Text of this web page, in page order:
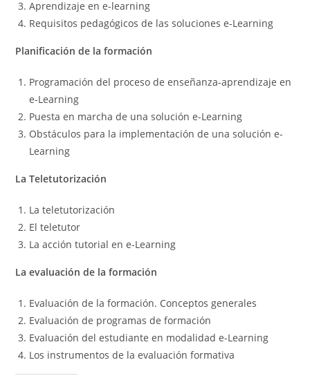
Aprendizaje en e-learning
Requisitos pedagógicos de las soluciones e-Learning
Planificación de la formación
Programación del proceso de enseñanza-aprendizaje en
e-Learning
Puesta en marcha de una solución e-Learning
Obstáculos para la implementación de una solución e-
Learning
La Teletutorización
La teletutorización
El teletutor
La acción tutorial en e-Learning
La evaluación de la formación
Evaluación de la formación. Conceptos generales
Evaluación de programas de formación
Evaluación del estudiante en modalidad e-Learning
Los instrumentos de la evaluación formativa